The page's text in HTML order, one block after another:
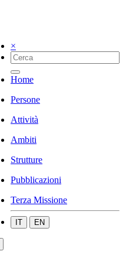
×
Home
Persone
Attività
Ambiti
Strutture
Pubblicazioni
Terza Missione
IT EN